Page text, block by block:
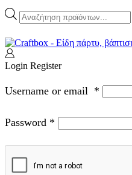
Products
search
Login Register
Username or email *
Password *